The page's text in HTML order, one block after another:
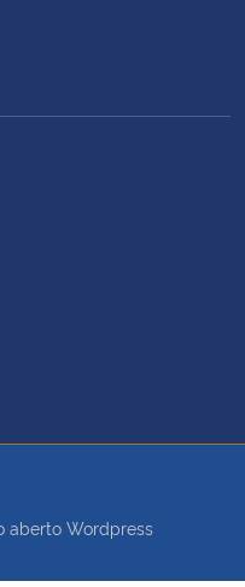
aberto Wordpress